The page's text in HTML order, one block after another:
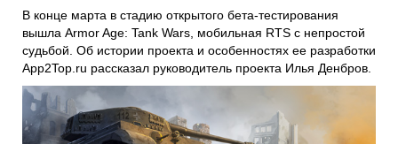
В конце марта в стадию открытого бета-тестирования
вышла Armor Age: Tank Wars, мобильная RTS с непростой
судьбой. Об истории проекта и особенностях ее разработки
App2Top.ru рассказал руководитель проекта Илья Денбров.